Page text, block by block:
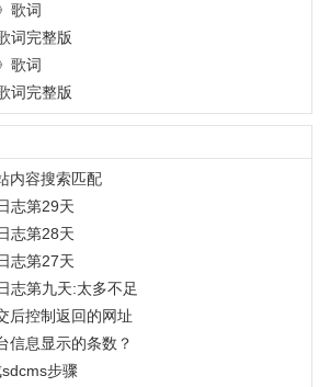
歌词
词完整版
歌词
词完整版
内容搜索匹配
志第29天
志第28天
志第27天
志第九天:太多不足
后控制返回的网址
信息显示的条数？
步骤